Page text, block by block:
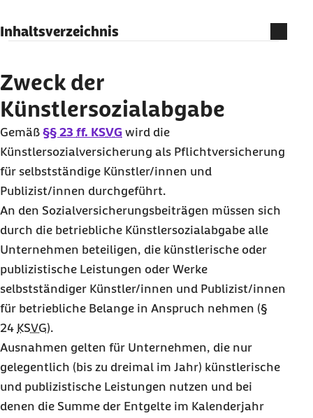
Inhaltsverzeichnis
Höhe der Künstlersozialabgabe
Künstlersozialabgabe: Aufzeichnungs- und
Meldepflichten
Zweck der
Künstlersozialabgabe
Gemäß §§ 23 ff. KSVG wird die
Künstlersozialversicherung als Pflichtversicherung
für selbstständige Künstler/innen und
Publizist/innen durchgeführt.
An den Sozialversicherungsbeiträgen müssen sich
durch die betriebliche Künstlersozialabgabe alle
Unternehmen beteiligen, die künstlerische oder
publizistische Leistungen oder Werke
selbstständiger Künstler/innen und Publizist/innen
für betriebliche Belange in Anspruch nehmen (§
24 KSVG).
Ausnahmen gelten für Unternehmen, die nur
gelegentlich (bis zu dreimal im Jahr) künstlerische
und publizistische Leistungen nutzen und bei
denen die Summe der Entgelte im Kalenderjahr